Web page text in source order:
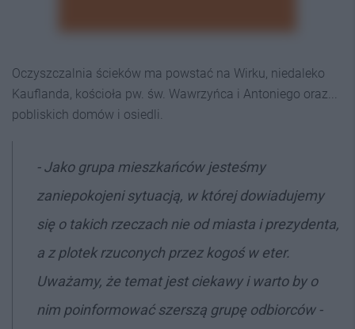
Oczyszczalnia ścieków ma powstać na Wirku, niedaleko
Kauflanda, kościoła pw. św. Wawrzyńca i Antoniego oraz...
pobliskich domów i osiedli.
- Jako grupa mieszkańców jesteśmy
zaniepokojeni sytuacją, w której dowiadujemy
się o takich rzeczach nie od miasta i prezydenta,
a z plotek rzuconych przez kogoś w eter.
Uważamy, że temat jest ciekawy i warto by o
nim poinformować szerszą grupę odbiorców -